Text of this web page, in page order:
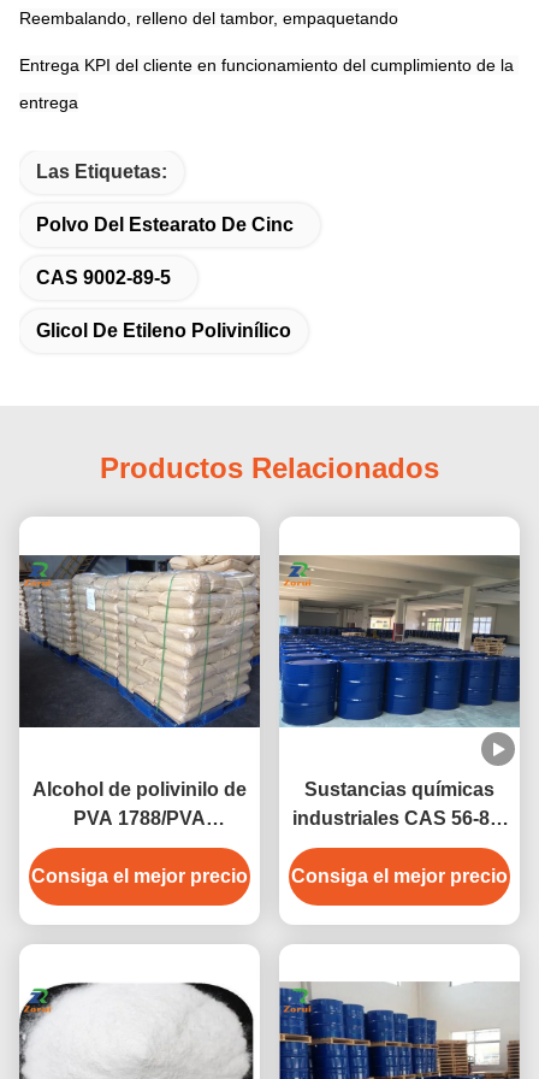
Reembalando, relleno del tambor, empaquetando
Entrega KPI del cliente en funcionamiento del cumplimiento de la
entrega
Las Etiquetas:
Polvo Del Estearato De Cinc
CAS 9002-89-5
Glicol De Etileno Polivinílico
Productos Relacionados
Alcohol de polivinilo de
PVA 1788/PVA
2488/PVA 2688/CAS
9002-89-5
Consiga el mejor precio
Sustancias químicas
industriales CAS 56-81-
5 del grado del glicerol
de la glicerina
Consiga el mejor precio